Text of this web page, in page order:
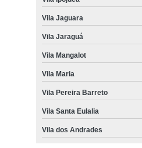
Vila Jaguara
Vila Jaraguá
Vila Mangalot
Vila Maria
Vila Pereira Barreto
Vila Santa Eulalia
Vila dos Andrades